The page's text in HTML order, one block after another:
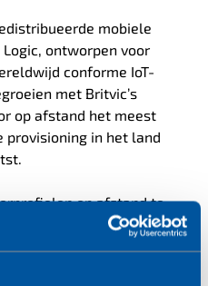
mobiele
ontworpen voor
conforme IoT-
met Britvic’s
op afstand het meest
in het land
op afstand te
enmulti-